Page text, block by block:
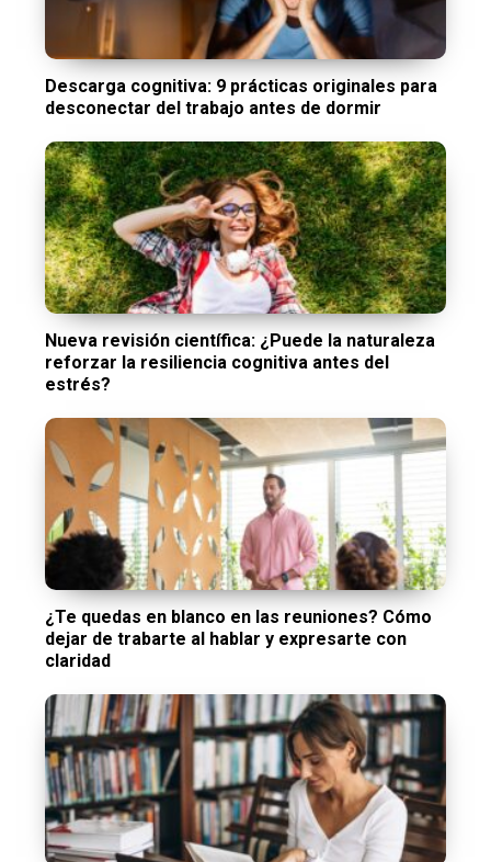
Descarga cognitiva: 9 prácticas originales para
desconectar del trabajo antes de dormir
Nueva revisión científica: ¿Puede la naturaleza
reforzar la resiliencia cognitiva antes del
estrés?
¿Te quedas en blanco en las reuniones? Cómo
dejar de trabarte al hablar y expresarte con
claridad